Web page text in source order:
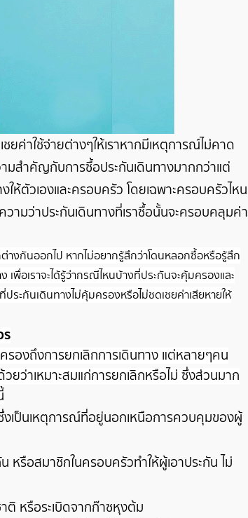
ค่าใช้จ่ายต่างๆให้เราหากมีเหตุการณ์ไม่คาด
มสำคัญกับการซื้อประกันเดินทางมากกว่าแต่
ห้ตัวเองและครอบครัว โดยเฉพาะครอบครัวไหน
วามว่าประกันเดินทางที่เราซื้อนั้นจะครอบคลุมค่า
างกันออกไป หากไม่อยากรู้สึกว่าโดนหลอกซื้อหรือรู้สึก
พื่อเราจะได้รู้ว่ากรณีไหนบ้างที่ประกันจะคุ้มครองและ
ะกันเดินทางไม่คุ้มครองหรือไม่ชดเชยค่าเสียหายให้
องถึงการยกเลิกการเดินทาง แต่หลายๆคน
ยว่าเหมาะสมแก่การยกเลิกหรือไม่ ซึ่งส่วนมาก
เป็นเหตุการณ์ที่อยู่นอกเหนือการควบคุมของผู้
หรือสมาชิกในครอบครัวทำให้ผู้เอาประกัน ไม่
ติ หรือระเบิดจากก๊าซหุงต้ม